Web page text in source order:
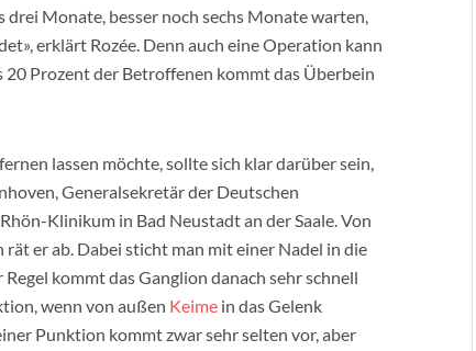
Monate, besser noch sechs Monate warten,
erklärt Rozée. Denn auch eine Operation kann
20 Prozent der Betroffenen kommt das Überbein
lassen möchte, sollte sich klar darüber sein,
Generalsekretär der Deutschen
Klinikum in Bad Neustadt an der Saale. Von
er ab. Dabei sticht man mit einer Nadel in die
kommt das Ganglion danach sehr schnell
wenn von außen Keime in das Gelenk
Punktion kommt zwar sehr selten vor, aber